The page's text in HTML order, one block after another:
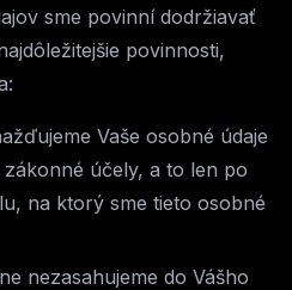
sme povinní dodržiavať
povinnosti,
Vaše osobné údaje
účely, a to len po
na ktorý sme tieto osobné
nezasahujeme do Vášho